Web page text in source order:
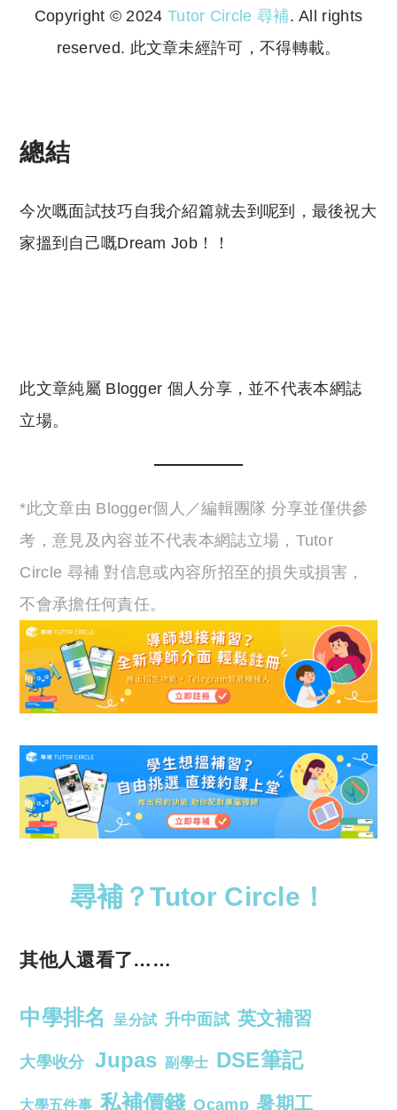
Copyright © 2024 Tutor Circle 尋補. All rights
reserved. 此文章未經許可，不得轉載。
總結
今次嘅面試技巧自我介紹篇就去到呢到，最後祝大
家搵到自己嘅Dream Job！！
此文章純屬 Blogger 個人分享，並不代表本網誌
立場。
*此文章由 Blogger個人／編輯團隊 分享並僅供參
考，意見及內容並不代表本網誌立場，Tutor
Circle 尋補 對信息或內容所招至的損失或損害，
不會承擔任何責任。
尋補？Tutor Circle！
其他人還看了……
中學排名 呈分試 升中面試 英文補習
大學收分 Jupas 副學士 DSE筆記
大學五件事 私補價錢 Ocamp 暑期工